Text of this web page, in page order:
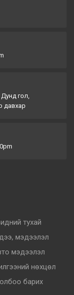
гол,
давхар
тухай
мэдээлэл
мэдээлэл
нөхцөл
барих